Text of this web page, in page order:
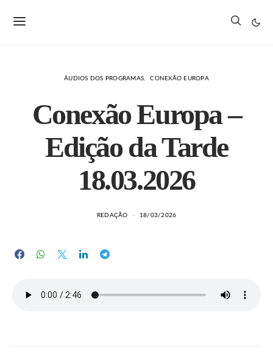
ÁUDIOS DOS PROGRAMAS CONEXÃO EUROPA
Conexão Europa –
Edição da Tarde
18.03.2026
REDAÇÃO 18/03/2026